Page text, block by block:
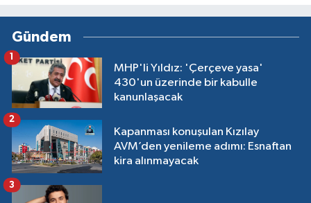
Gündem
MHP'li Yıldız: 'Çerçeve yasa'
430'un üzerinde bir kabulle
kanunlaşacak
Kapanması konuşulan Kızılay
AVM’den yenileme adımı: Esnaftan
kira alınmayacak
2
3